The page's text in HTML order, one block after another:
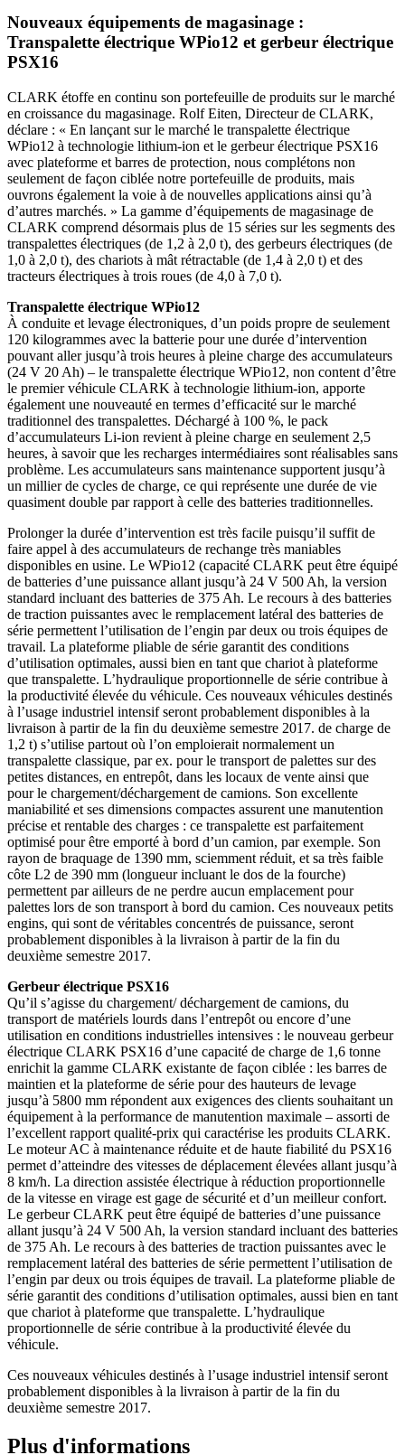
Nouveaux équipements de magasinage :
Transpalette électrique WPio12 et gerbeur électrique
PSX16
CLARK étoffe en continu son portefeuille de produits sur le marché
en croissance du magasinage. Rolf Eiten, Directeur de CLARK,
déclare : « En lançant sur le marché le transpalette électrique
WPio12 à technologie lithium-ion et le gerbeur électrique PSX16
avec plateforme et barres de protection, nous complétons non
seulement de façon ciblée notre portefeuille de produits, mais
ouvrons également la voie à de nouvelles applications ainsi qu’à
d’autres marchés. » La gamme d’équipements de magasinage de
CLARK comprend désormais plus de 15 séries sur les segments des
transpalettes électriques (de 1,2 à 2,0 t), des gerbeurs électriques (de
1,0 à 2,0 t), des chariots à mât rétractable (de 1,4 à 2,0 t) et des
tracteurs électriques à trois roues (de 4,0 à 7,0 t).
Transpalette électrique WPio12
À conduite et levage électroniques, d’un poids propre de seulement
120 kilogrammes avec la batterie pour une durée d’intervention
pouvant aller jusqu’à trois heures à pleine charge des accumulateurs
(24 V 20 Ah) – le transpalette électrique WPio12, non content d’être
le premier véhicule CLARK à technologie lithium-ion, apporte
également une nouveauté en termes d’efficacité sur le marché
traditionnel des transpalettes. Déchargé à 100 %, le pack
d’accumulateurs Li-ion revient à pleine charge en seulement 2,5
heures, à savoir que les recharges intermédiaires sont réalisables sans
problème. Les accumulateurs sans maintenance supportent jusqu’à
un millier de cycles de charge, ce qui représente une durée de vie
quasiment double par rapport à celle des batteries traditionnelles.
Prolonger la durée d’intervention est très facile puisqu’il suffit de
faire appel à des accumulateurs de rechange très maniables
disponibles en usine. Le WPio12 (capacité CLARK peut être équipé
de batteries d’une puissance allant jusqu’à 24 V 500 Ah, la version
standard incluant des batteries de 375 Ah. Le recours à des batteries
de traction puissantes avec le remplacement latéral des batteries de
série permettent l’utilisation de l’engin par deux ou trois équipes de
travail. La plateforme pliable de série garantit des conditions
d’utilisation optimales, aussi bien en tant que chariot à plateforme
que transpalette. L’hydraulique proportionnelle de série contribue à
la productivité élevée du véhicule. Ces nouveaux véhicules destinés
à l’usage industriel intensif seront probablement disponibles à la
livraison à partir de la fin du deuxième semestre 2017. de charge de
1,2 t) s’utilise partout où l’on emploierait normalement un
transpalette classique, par ex. pour le transport de palettes sur des
petites distances, en entrepôt, dans les locaux de vente ainsi que
pour le chargement/déchargement de camions. Son excellente
maniabilité et ses dimensions compactes assurent une manutention
précise et rentable des charges : ce transpalette est parfaitement
optimisé pour être emporté à bord d’un camion, par exemple. Son
rayon de braquage de 1390 mm, sciemment réduit, et sa très faible
côte L2 de 390 mm (longueur incluant le dos de la fourche)
permettent par ailleurs de ne perdre aucun emplacement pour
palettes lors de son transport à bord du camion. Ces nouveaux petits
engins, qui sont de véritables concentrés de puissance, seront
probablement disponibles à la livraison à partir de la fin du
deuxième semestre 2017.
Gerbeur électrique PSX16
Qu’il s’agisse du chargement/ déchargement de camions, du
transport de matériels lourds dans l’entrepôt ou encore d’une
utilisation en conditions industrielles intensives : le nouveau gerbeur
électrique CLARK PSX16 d’une capacité de charge de 1,6 tonne
enrichit la gamme CLARK existante de façon ciblée : les barres de
maintien et la plateforme de série pour des hauteurs de levage
jusqu’à 5800 mm répondent aux exigences des clients souhaitant un
équipement à la performance de manutention maximale – assorti de
l’excellent rapport qualité-prix qui caractérise les produits CLARK.
Le moteur AC à maintenance réduite et de haute fiabilité du PSX16
permet d’atteindre des vitesses de déplacement élevées allant jusqu’à
8 km/h. La direction assistée électrique à réduction proportionnelle
de la vitesse en virage est gage de sécurité et d’un meilleur confort.
Le gerbeur CLARK peut être équipé de batteries d’une puissance
allant jusqu’à 24 V 500 Ah, la version standard incluant des batteries
de 375 Ah. Le recours à des batteries de traction puissantes avec le
remplacement latéral des batteries de série permettent l’utilisation de
l’engin par deux ou trois équipes de travail. La plateforme pliable de
série garantit des conditions d’utilisation optimales, aussi bien en tant
que chariot à plateforme que transpalette. L’hydraulique
proportionnelle de série contribue à la productivité élevée du
véhicule.
Ces nouveaux véhicules destinés à l’usage industriel intensif seront
probablement disponibles à la livraison à partir de la fin du
deuxième semestre 2017.
Plus d'informations